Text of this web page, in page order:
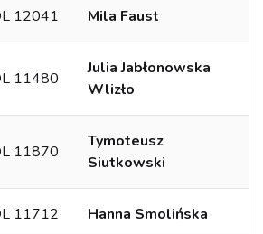
12041 Mila Faust
11480
Julia Jabłonowska
Wlizło
11870
Tymoteusz
Siutkowski
11712 Hanna Smolińska